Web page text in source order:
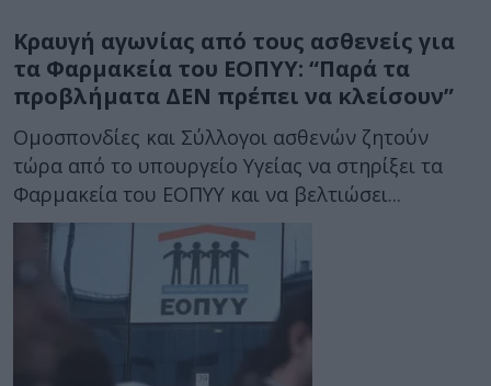
Κραυγή αγωνίας από τους ασθενείς για
τα Φαρμακεία του ΕΟΠΥΥ: “Παρά τα
προβλήματα ΔΕΝ πρέπει να κλείσουν”
Ομοσπονδίες και Σύλλογοι ασθενών ζητούν
τώρα από το υπουργείο Υγείας να στηρίξει τα
Φαρμακεία του ΕΟΠΥΥ και να βελτιώσει...